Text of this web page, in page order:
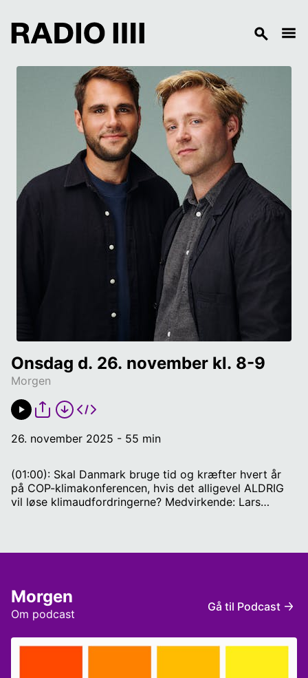
Morgen
Onsdag d. 26. november kl. 8-9
26. november 2025 - 55 min
(01:00): Skal Danmark bruge tid og kræfter hvert år
på COP-klimakonferencen, hvis det alligevel ALDRIG
vil løse klimaudfordringerne? Medvirkende: Lars
Frihedsbrevet. (31:00): Hvad er der på spil for både
ved Forsvarsakademiet. (43:00): Har du en plan, som
begge parter kan acceptere? Medvirkende: Thomas
Værter: Mathias Wissing & Laura Lin
Om podcast
Morgen Gå til Podcast